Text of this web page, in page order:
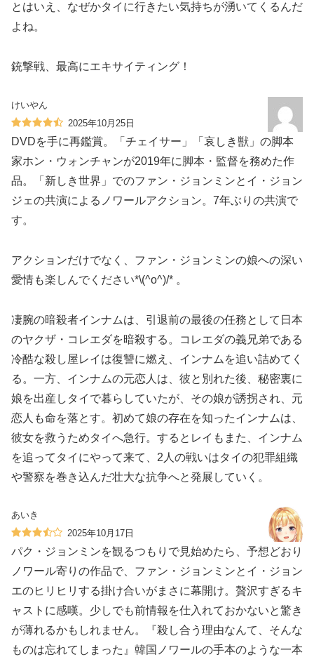
とはいえ、なぜかタイに行きたい気持ちが湧いてくるんだ
よね。
銃撃戦、最高にエキサイティング！
けいやん
2025年10月25日
DVDを手に再鑑賞。「チェイサー」「哀しき獣」の脚本
家ホン・ウォンチャンが2019年に脚本・監督を務めた作
品。「新しき世界」でのファン・ジョンミンとイ・ジョン
ジェの共演によるノワールアクション。7年ぶりの共演で
す。
アクションだけでなく、ファン・ジョンミンの娘への深い
愛情️も楽しんでください*\(^o^)/* 。
凄腕の暗殺者インナムは、引退前の最後の任務として日本
のヤクザ・コレエダを暗殺する。コレエダの義兄弟である
冷酷な殺し屋レイは復讐に燃え、インナムを追い詰めてく
る。一方、インナムの元恋人は、彼と別れた後、秘密裏に
娘を出産しタイで暮らしていたが、その娘が誘拐され、元
恋人も命を落とす。初めて娘の存在を知ったインナムは、
彼女を救うためタイへ急行。するとレイもまた、インナム
を追ってタイにやって来て、2人の戦いはタイの犯罪組織
や警察を巻き込んだ壮大な抗争へと発展していく。
あいき
2025年10月17日
パク・ジョンミンを観るつもりで見始めたら、予想どおり
ノワール寄りの作品で、ファン・ジョンミンとイ・ジョン
エのヒリヒリする掛け合いがまさに幕開け。贅沢すぎるキ
ャストに感嘆。少しでも前情報を仕入れておかないと驚き
が薄れるかもしれません。『殺し合う理由なんて、そんな
ものは忘れてしまった』韓国ノワールの手本のような一本